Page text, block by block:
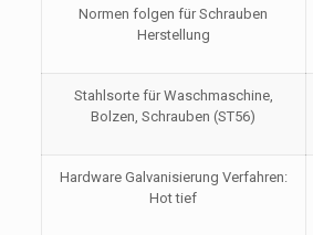
Normen folgen für Schrauben
Herstellung
Stahlsorte für Waschmaschine,
Bolzen, Schrauben (ST56)
Hardware Galvanisierung Verfahren:
Hot tief